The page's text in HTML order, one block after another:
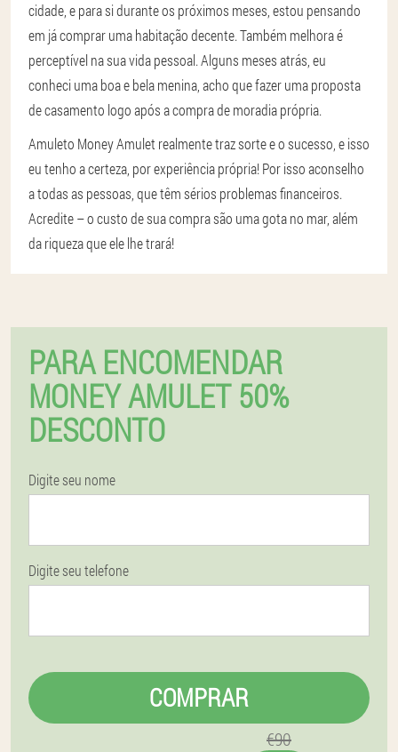
cidade, e para si durante os próximos meses, estou pensando
em já comprar uma habitação decente. Também melhora é
perceptível na sua vida pessoal. Alguns meses atrás, eu
conheci uma boa e bela menina, acho que fazer uma proposta
de casamento logo após a compra de moradia própria.
Amuleto Money Amulet realmente traz sorte e o sucesso, e isso
eu tenho a certeza, por experiência própria! Por isso aconselho
a todas as pessoas, que têm sérios problemas financeiros.
Acredite – o custo de sua compra são uma gota no mar, além
da riqueza que ele lhe trará!
PARA ENCOMENDAR
MONEY AMULET 50%
DESCONTO
Digite seu nome
Digite seu telefone
COMPRAR
€90